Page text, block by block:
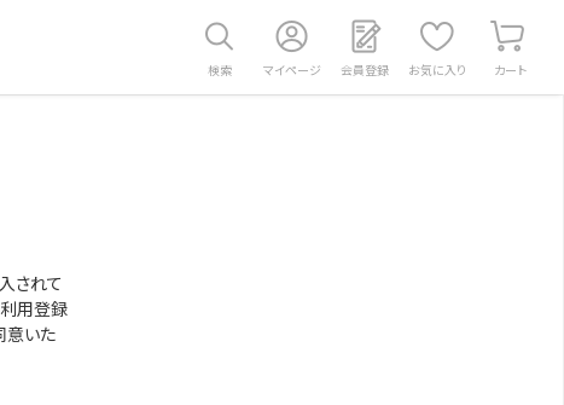
検索 マイページ 会員登録 お気に入り カート
されて
用登録
意いた